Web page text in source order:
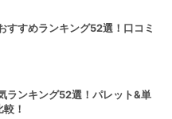
すすめランキング52選！口コミ
ランキング52選！パレット&単
！